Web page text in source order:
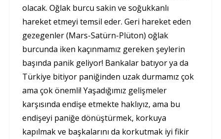
olacak. Oğlak burcu sakin ve soğukkanlı
hareket etmeyi temsil eder. Geri hareket eden
gezegenler (Mars-Satürn-Plüton) oğlak
burcunda iken kaçınmamız gereken şeylerin
başında panik geliyor! Bankalar batıyor ya da
Türkiye bitiyor paniğinden uzak durmamız çok
ama çok önemli! Yaşadığımız gelişmeler
karşısında endişe etmekte haklıyız, ama bu
endişeyi paniğe dönüştürmek, korkuya
kapılmak ve başkalarını da korkutmak iyi fikir